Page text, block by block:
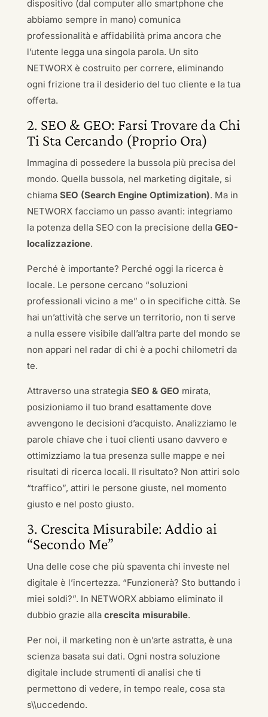
dispositivo (dal computer allo smartphone che
abbiamo sempre in mano) comunica
professionalità e affidabilità prima ancora che
l’utente legga una singola parola. Un sito
NETWORX è costruito per correre, eliminando
ogni frizione tra il desiderio del tuo cliente e la tua
offerta.
2. SEO & GEO: Farsi Trovare da Chi
Ti Sta Cercando (Proprio Ora)
Immagina di possedere la bussola più precisa del
mondo. Quella bussola, nel marketing digitale, si
chiama SEO (Search Engine Optimization). Ma in
NETWORX facciamo un passo avanti: integriamo
la potenza della SEO con la precisione della GEO-
localizzazione.
Perché è importante? Perché oggi la ricerca è
locale. Le persone cercano “soluzioni
professionali vicino a me” o in specifiche città. Se
hai un’attività che serve un territorio, non ti serve
a nulla essere visibile dall’altra parte del mondo se
non appari nel radar di chi è a pochi chilometri da
te.
Attraverso una strategia SEO & GEO mirata,
posizioniamo il tuo brand esattamente dove
avvengono le decisioni d’acquisto. Analizziamo le
parole chiave che i tuoi clienti usano davvero e
ottimizziamo la tua presenza sulle mappe e nei
risultati di ricerca locali. Il risultato? Non attiri solo
“traffico”, attiri le persone giuste, nel momento
giusto e nel posto giusto.
3. Crescita Misurabile: Addio ai
“Secondo Me”
Una delle cose che più spaventa chi investe nel
digitale è l’incertezza. “Funzionerà? Sto buttando i
miei soldi?”. In NETWORX abbiamo eliminato il
dubbio grazie alla crescita misurabile.
Per noi, il marketing non è un’arte astratta, è una
scienza basata sui dati. Ogni nostra soluzione
digitale include strumenti di analisi che ti
permettono di vedere, in tempo reale, cosa sta
s\\uccedendo.